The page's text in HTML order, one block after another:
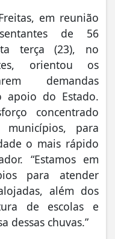
em reunião
de 56
terça (23), no
orientou os
demandas
apoio do Estado.
concentrado
para
o mais rápido
“Estamos em
para atender
além dos
de escolas e
dessas chuvas.”